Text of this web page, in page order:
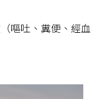
嘔吐、糞便、經血